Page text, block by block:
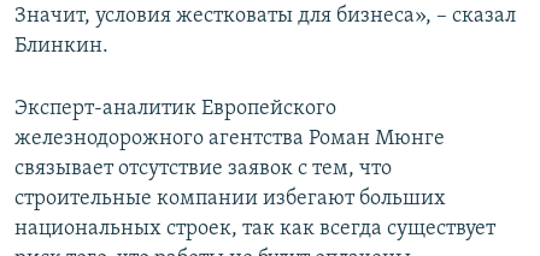
Значит, условия жестковаты для бизнеса», – сказал
Блинкин.
Эксперт-аналитик Европейского
железнодорожного агентства Роман Мюнге
связывает отсутствие заявок с тем, что
строительные компании избегают больших
национальных строек, так как всегда существует